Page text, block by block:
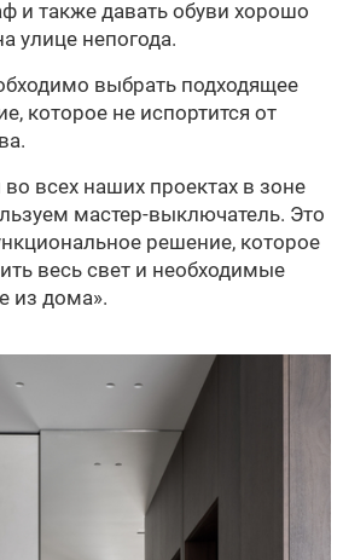
и также давать обуви хорошо
улице непогода.
выбрать подходящее
которое не испортится от
всех наших проектах в зоне
мастер-выключатель. Это
решение, которое
весь свет и необходимые
из дома».